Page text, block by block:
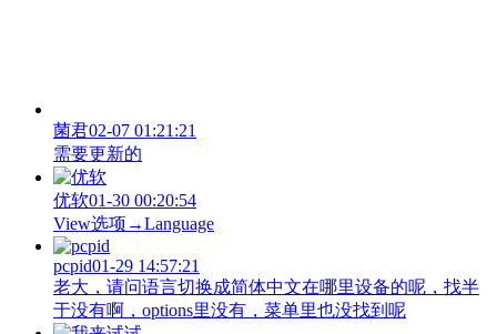
菌君02-07 01:21:21
需要更新的
优软01-30 00:20:54
View‌选项→Language
pcpid01-29 14:57:21
老大，请问语言切换成简体中文在哪里设备的呢，找半
于没有啊，options里没有，菜单里也没找到呢